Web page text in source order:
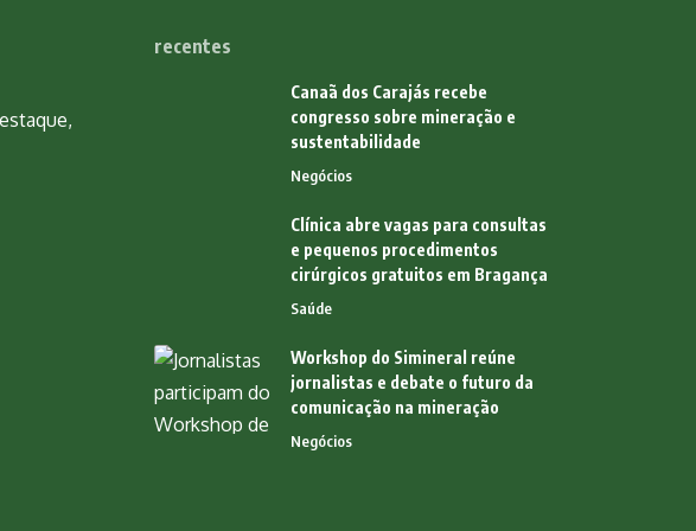
recentes
Canaã dos Carajás recebe
congresso sobre mineração e
sustentabilidade
Negócios
Clínica abre vagas para consultas
e pequenos procedimentos
cirúrgicos gratuitos em Bragança
Saúde
Workshop do Simineral reúne
jornalistas e debate o futuro da
comunicação na mineração
Negócios